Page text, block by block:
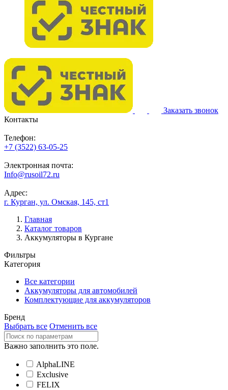
Заказать звонок
Контакты
Телефон:
+7 (3522) 63-05-25
Электронная почта:
Info@rusoil72.ru
Адрес:
г. Курган, ул. Омская, 145, ст1
Главная
Каталог товаров
Аккумуляторы в Кургане
Фильтры
Категория
Все категории
Аккумуляторы для автомобилей
Комплектующие для аккумуляторов
Бренд
Выбрать все Отменить все
Важно заполнить это поле.
AlphaLINE
Exclusive
FELIX